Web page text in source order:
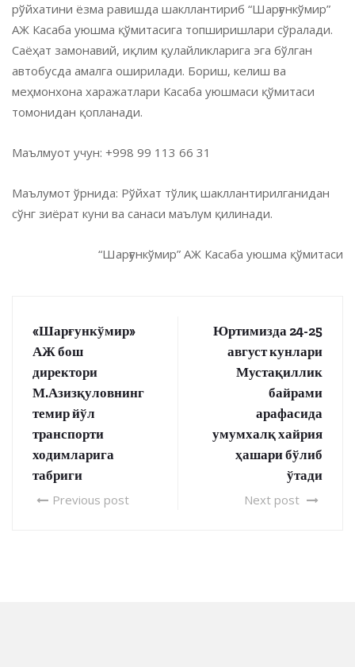
рўйхатини ёзма равишда шакллантириб “Шарғункўмир”
АЖ Касаба уюшма қўмитасига топширишлари сўралади.
Саёҳат замонавий, иқлим қулайликларига эга бўлган
автобусда амалга оширилади. Бориш, келиш ва
меҳмонхона харажатлари Касаба уюшмаси қўмитаси
томонидан қопланади.
Маълмуот учун: +998 99 113 66 31
Маълумот ўрнида: Рўйхат тўлиқ шакллантирилганидан
сўнг зиёрат куни ва санаси маълум қилинади.
“Шарғункўмир” АЖ Касаба уюшма қўмитаси
«Шарғункўмир»
АЖ бош
директори
М.Азизқуловнинг
темир йўл
транспорти
ходимларига
табриги
Previous post
Юртимизда 24-25
август кунлари
Мустақиллик
байрами
арафасида
умумхалқ хайрия
ҳашари бўлиб
ўтади
Next post